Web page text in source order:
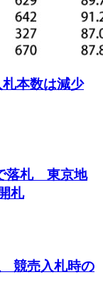
本数は減少
落札 東京地
札
競売入札時の